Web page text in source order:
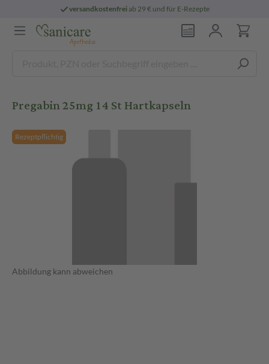
versandkostenfreiab 29 € und für E-Rezepte
Pregabin 25mg 14 St Hartkapseln
Rezeptpflichtig
Abbildung kann abweichen